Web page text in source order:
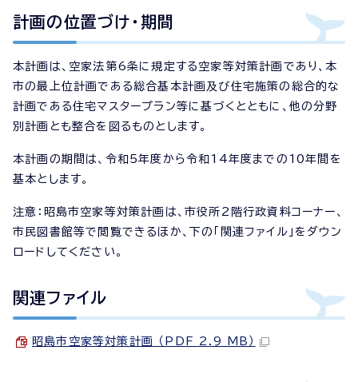
計画の位置づけ・期間
本計画は、空家法第6条に規定する空家等対策計画であり、本
市の最上位計画である総合基本計画及び住宅施策の総合的な
計画である住宅マスタープラン等に基づくとともに、他の分野
別計画とも整合を図るものとします。
本計画の期間は、令和5年度から令和14年度までの10年間を
基本とします。
注意：昭島市空家等対策計画は、市役所2階行政資料コーナー、
市民図書館等で閲覧できるほか、下の「関連ファイル」をダウン
ロードしてください。
関連ファイル
昭島市空家等対策計画 （PDF 2.9 MB）